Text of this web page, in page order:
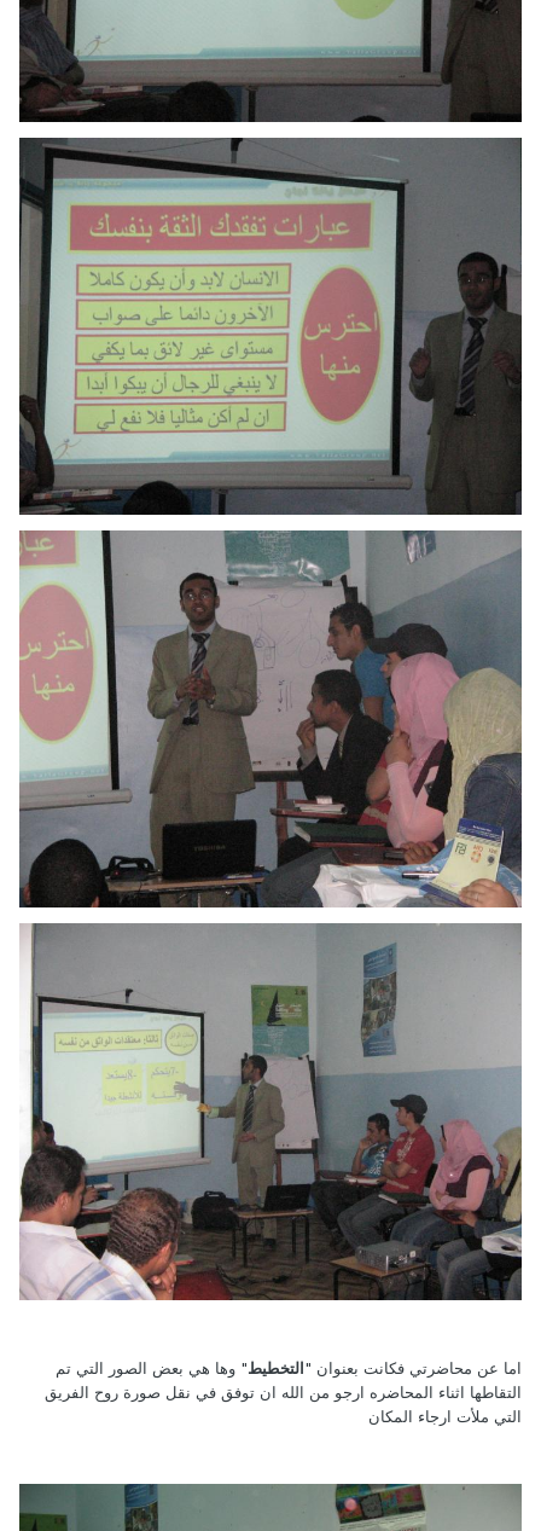
اما عن محاضرتي فكانت بعنوان " التخطيط" وها هي بعض الصور التي تم
التقاطها اثناء المحاضره ارجو من الله ان توفق في نقل صورة روح الفريق
التي ملأت ارجاء المكان